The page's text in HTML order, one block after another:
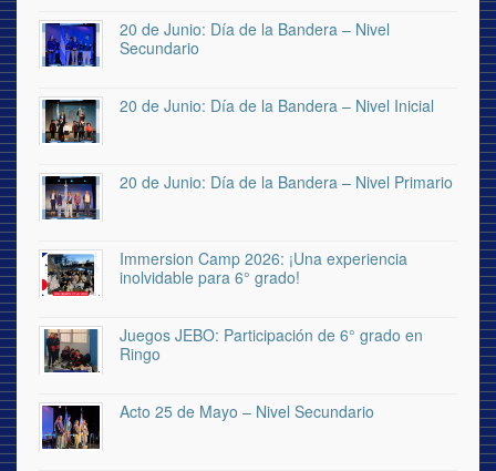
20 de Junio: Día de la Bandera – Nivel
Secundario
20 de Junio: Día de la Bandera – Nivel Inicial
20 de Junio: Día de la Bandera – Nivel Primario
Immersion Camp 2026: ¡Una experiencia
inolvidable para 6° grado!
Juegos JEBO: Participación de 6° grado en
Ringo
Acto 25 de Mayo – Nivel Secundario